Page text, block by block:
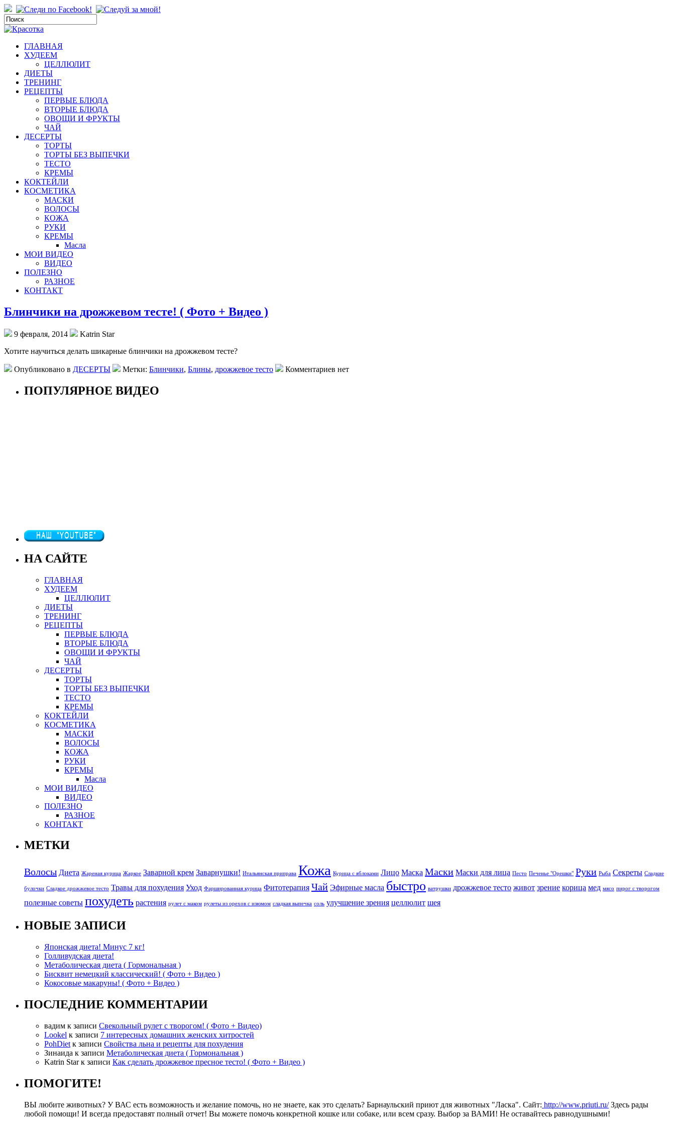
ГЛАВНАЯ
ХУДЕЕМ
ЦЕЛЛЮЛИТ
ДИЕТЫ
ТРЕНИНГ
РЕЦЕПТЫ
ПЕРВЫЕ БЛЮДА
ВТОРЫЕ БЛЮДА
ОВОЩИ И ФРУКТЫ
ЧАЙ
ДЕСЕРТЫ
ТОРТЫ
ТОРТЫ БЕЗ ВЫПЕЧКИ
ТЕСТО
КРЕМЫ
КОКТЕЙЛИ
КОСМЕТИКА
МАСКИ
ВОЛОСЫ
КОЖА
РУКИ
КРЕМЫ
Масла
МОИ ВИДЕО
ВИДЕО
ПОЛЕЗНО
РАЗНОЕ
КОНТАКТ
Блинчики на дрожжевом тесте! ( Фото + Видео )
9 февраля, 2014
Katrin Star
Хотите научиться делать шикарные блинчики на дрожжевом тесте?
Опубликовано в ДЕСЕРТЫ Метки: Блинчики, Блины, дрожжевое тесто Комментариев нет
ПОПУЛЯРНОЕ ВИДЕО
НА САЙТЕ
ГЛАВНАЯ
ХУДЕЕМ
ЦЕЛЛЮЛИТ
ДИЕТЫ
ТРЕНИНГ
РЕЦЕПТЫ
ПЕРВЫЕ БЛЮДА
ВТОРЫЕ БЛЮДА
ОВОЩИ И ФРУКТЫ
ЧАЙ
ДЕСЕРТЫ
ТОРТЫ
ТОРТЫ БЕЗ ВЫПЕЧКИ
ТЕСТО
КРЕМЫ
КОКТЕЙЛИ
КОСМЕТИКА
МАСКИ
ВОЛОСЫ
КОЖА
РУКИ
КРЕМЫ
Масла
МОИ ВИДЕО
ВИДЕО
ПОЛЕЗНО
РАЗНОЕ
КОНТАКТ
МЕТКИ
Волосы Диета Жареная курица Жаркое Заварной крем Заварнушки! Итальянская приправа Кожа Курица с яблоками Лицо Маска Маски Маски для лица Песто Печенье "Орешки" Руки Рыба Секреты Сладкие
булочки Сладкое дрожжевое тесто Травы для похудения Уход Фаршированная курица Фитотерапия Чай Эфирные масла быстро ватрушки дрожжевое тесто живот зрение корица мед мясо пирог с творогом
полезные советы похудеть растения рулет с маком рулеты из орехов с изюмом сладкая выпечка соль улучшение зрения целлюлит шея
НОВЫЕ ЗАПИСИ
Японская диета! Минус 7 кг!
Голливудская диета!
Метаболическая диета ( Гормональная )
Бисквит немецкий классический! ( Фото + Видео )
Кокосовые макаруны! ( Фото + Видео )
ПОСЛЕДНИЕ КОММЕНТАРИИ
вадим к записи Свекольный рулет с творогом! ( Фото + Видео)
Lookel к записи 7 интересных домашних женских хитростей
PohDiet к записи Свойства льна и рецепты для похудения
Зинаида к записи Метаболическая диета ( Гормональная )
Katrin Starк записи Как сделать дрожжевое пресное тесто! ( Фото + Видео )
ПОМОГИТЕ!
ВЫ любите животных? У ВАС есть возможность и желание помочь, но не знаете, как это сделать? Барнаульский приют для животных "Ласка". Сайт: http://www.priuti.ru/Здесь рады
любой помощи! И всегда предоставят полный отчет! Вы можете помочь конкретной кошке или собаке, или всем сразу. Выбор за ВАМИ! Не оставайтесь равнодушными!